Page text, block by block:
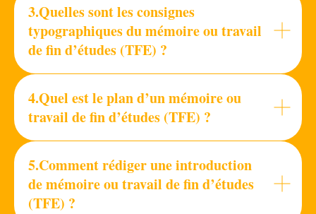
3.Quelles sont les consignes
typographiques du mémoire ou travail
de fin d’études (TFE) ?
4.Quel est le plan d’un mémoire ou
travail de fin d’études (TFE) ?
5.Comment rédiger une introduction
de mémoire ou travail de fin d’études
(TFE) ?